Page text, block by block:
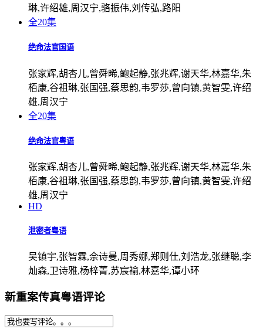
琳,许绍雄,周汉宁,骆振伟,刘传弘,路阳
全20集
绝命法官国语
张家辉,胡杏儿,曾舜晞,鲍起静,张兆辉,谢天华,林嘉华,朱
栢康,谷祖琳,张国强,蔡思韵,韦罗莎,曾向镇,黄智雯,许绍
雄,周汉宁
全20集
绝命法官粤语
张家辉,胡杏儿,曾舜晞,鲍起静,张兆辉,谢天华,林嘉华,朱
栢康,谷祖琳,张国强,蔡思韵,韦罗莎,曾向镇,黄智雯,许绍
雄,周汉宁
HD
泄密者粤语
吴镇宇,张智霖,佘诗曼,周秀娜,郑则仕,刘浩龙,张继聪,李
灿森,卫诗雅,杨梓菁,苏宸褕,林嘉华,谭小环
新重案传真粤语评论